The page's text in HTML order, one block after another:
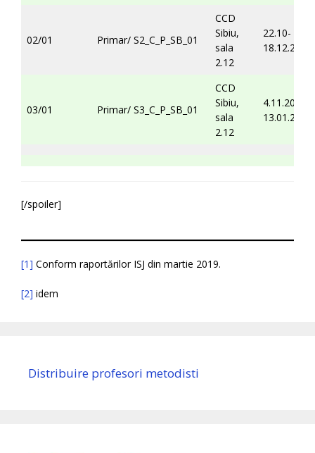
02/01 Primar/ S2_C_P_SB_01
CCD
Sibiu,
sala
2.12
22.10-
18.12.2019
03/01 Primar/ S3_C_P_SB_01
CCD
Sibiu,
sala
2.12
4.11.2019-
13.01.2020
[/spoiler]
[1] Conform raportărilor ISJ din martie 2019.
[2] idem
Distribuire profesori metodisti